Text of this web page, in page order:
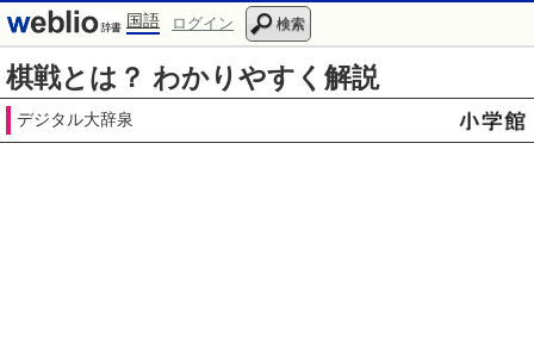
国語 ログイン 検索
棋戦とは？ わかりやすく解説
デジタル大辞泉